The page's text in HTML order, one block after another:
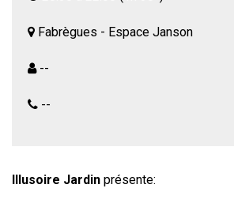
Fabrègues - Espace Janson
--
--
Illusoire Jardin présente: